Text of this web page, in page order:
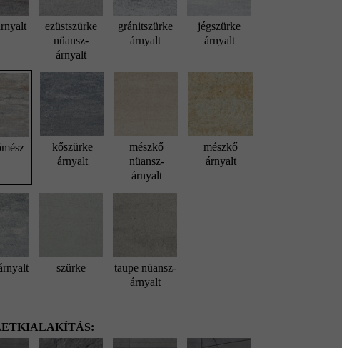
ezüstszürke
nüansz-
árnyalt
gránitszürke
árnyalt
jégszürke
árnyalt
kőszürke
árnyalt
mészkő
nüansz-
árnyalt
mészkő
árnyalt
szürke
taupe nüansz-
árnyalt